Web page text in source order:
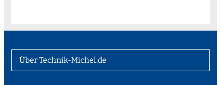
Über Technik-Michel.de